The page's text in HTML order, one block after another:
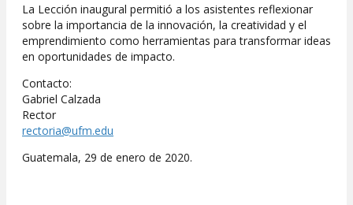
La Lección inaugural permitió a los asistentes reflexionar
sobre la importancia de la innovación, la creatividad y el
emprendimiento como herramientas para transformar ideas
en oportunidades de impacto.
Contacto:
Gabriel Calzada
Rector
rectoria@ufm.edu
Guatemala, 29 de enero de 2020.